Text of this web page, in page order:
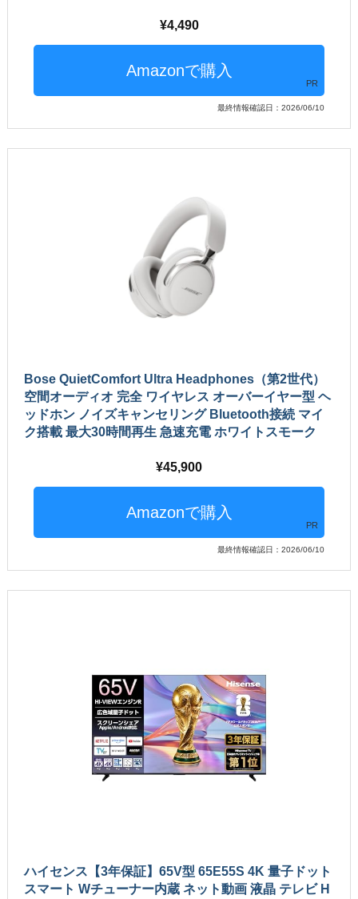
4,490
PR
最終情報確認日：2026/06/10
Bose QuietComfort Ultra Headphones（第2世代）
空間オーディオ 完全 ワイヤレス オーバーイヤー型 ヘ
ッドホン ノイズキャンセリング Bluetooth接続 マイ
ク搭載 最大30時間再生 急速充電 ホワイトスモーク
45,900
PR
最終情報確認日：2026/06/10
ハイセンス【3年保証】65V型 65E55S 4K 量子ドット
スマート Wチューナー内蔵 ネット動画 液晶 テレビ H